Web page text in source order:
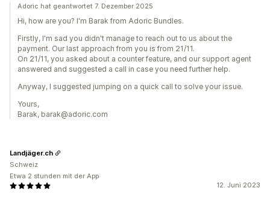
Adoric hat geantwortet 7. Dezember 2025
Hi, how are you? I'm Barak from Adoric Bundles.
Firstly, I'm sad you didn't manage to reach out to us about the
payment. Our last approach from you is from 21/11.
On 21/11, you asked about a counter feature, and our support agent
answered and suggested a call in case you need further help.
Anyway, I suggested jumping on a quick call to solve your issue.
Yours,
Barak, barak@adoric.com
12. Juni 2023
Landjäger.ch
Schweiz
Etwa 2 stunden mit der App